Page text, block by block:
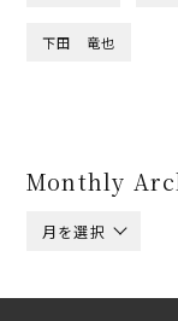
下田 竜也
Monthly
月を選択